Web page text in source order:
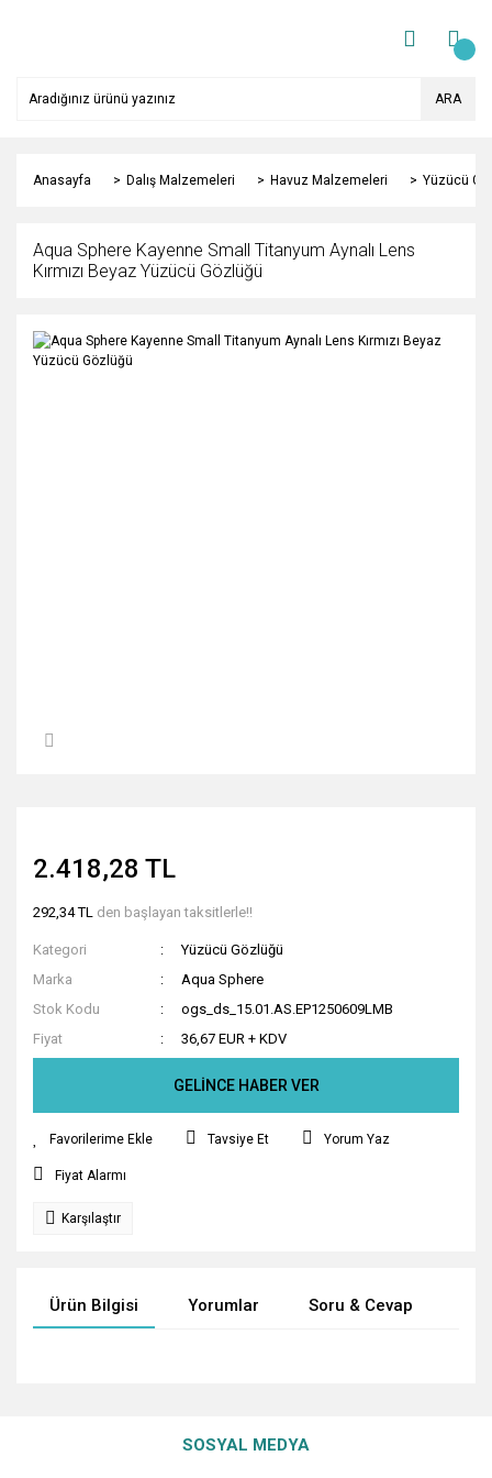
ARA
Anasayfa Dalış Malzemeleri Havuz Malzemeleri Yüzücü
Aqua Sphere Kayenne Small Titanyum Aynalı Lens
Kırmızı Beyaz Yüzücü Gözlüğü
2.418,28 TL
292,34 TL den başlayan taksitlerle!!
Kategori
Yüzücü Gözlüğü
Marka
Aqua Sphere
Stok Kodu
ogs_ds_15.01.AS.EP1250609LMB
Fiyat
36,67 EUR + KDV
GELİNCE HABER VER
Tavsiye Et Yorum Yaz
Fiyat Alarmı
Karşılaştır
Ürün Bilgisi Yorumlar Soru & Cevap
kullanarak tarafımıza iletebilirsiniz.
Görüş ve önerileriniz için teşekkür ederiz.
SOSYAL MEDYA